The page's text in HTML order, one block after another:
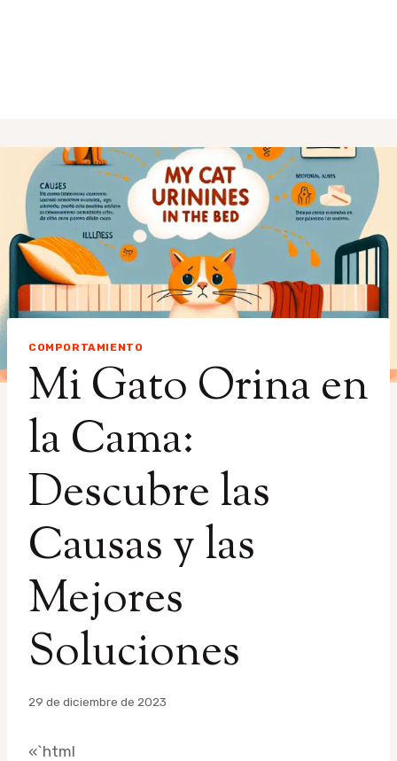
COMPORTAMIENTO
Mi Gato Orina en
la Cama:
Descubre las
Causas y las
Mejores
Soluciones
Por
29 de diciembre de 2023
«`html